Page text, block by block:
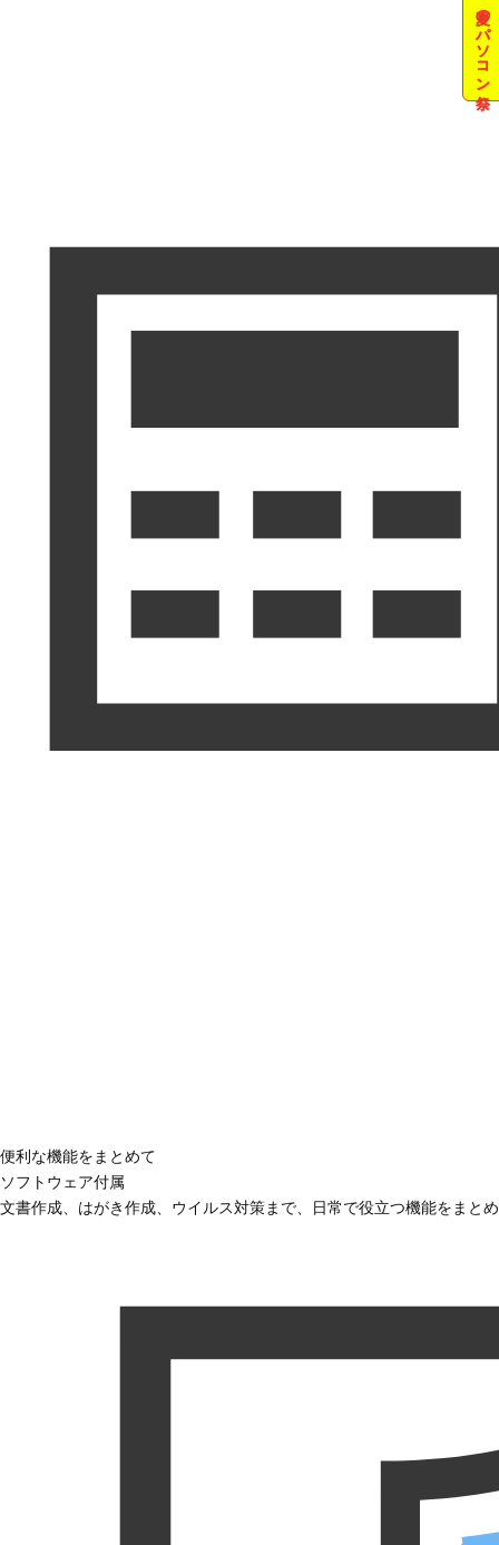
夏のパソコン祭
便利な機能をまとめて
ソフトウェア付属
文書作成、はがき作成、ウイルス対策まで、日常で役立つ機能をまと